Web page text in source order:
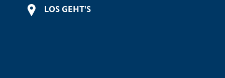
LOS GEHT'S